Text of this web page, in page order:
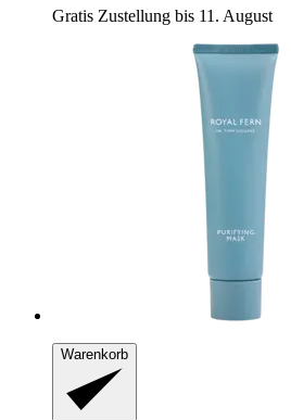
Gratis Zustellung bis 11. August
Warenkorb